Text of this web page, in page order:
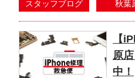
スタッフブログ 秋葉
【
原
中！